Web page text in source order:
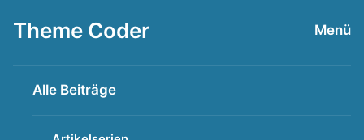
Inhalt
Theme Coder Menü
Alle Beiträge